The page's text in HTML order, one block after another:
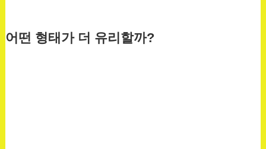
어떤 형태가 더 유리할까?